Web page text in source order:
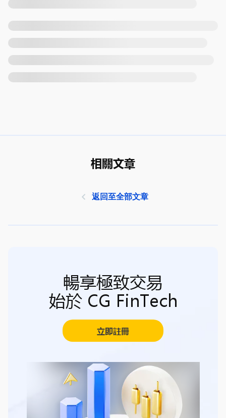
相關文章
返回至全部文章
暢享極致交易
始於 CG FinTech
立即註冊